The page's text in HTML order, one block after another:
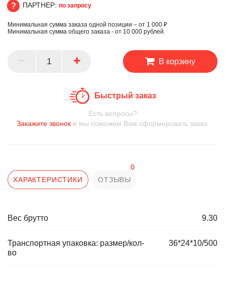
ОПТ
ПАРТНЕР
ПАРТНЕР: по запросу
Минимальная сумма заказа одной позиции – от 1 000 ₽
Минимальная сумма общего заказа - от 10 000 рублей.
В корзину
Быстрый заказ
Есть вопросы?
Закажите звоноки мы поможем Вам сформировать заказ.
ХАРАКТЕРИСТИКИ ОТЗЫВЫ
0
Вес брутто 9.30
Транспортная упаковка: размер/кол-
во
36*24*10/500